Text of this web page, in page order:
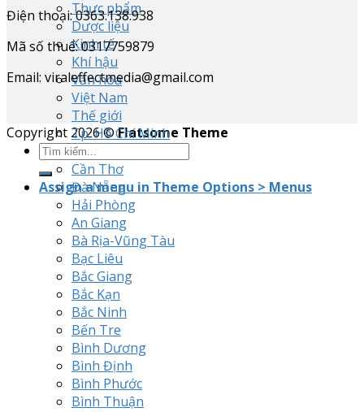
Thực phẩm
Dược liệu
Kinh tế
Khí hậu
Văn hóa
Việt Nam
Thế giới
Tp. Hồ Chí Minh
Hà Nội
Cần Thơ
Đà Nẵng
Hải Phòng
An Giang
Bà Rịa-Vũng Tàu
Bạc Liêu
Bắc Giang
Bắc Kạn
Bắc Ninh
Bến Tre
Bình Dương
Bình Định
Bình Phước
Bình Thuận
Điện thoại: 0363.138.938
Mã số thuế: 0317759879
Email: viraleffectmedia@gmail.com
Copyright 2026 ©Flatsome Theme
Assign a menu in Theme Options > Menus